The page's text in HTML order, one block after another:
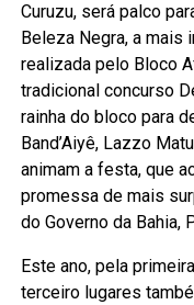
Curuzu, será palco
Beleza Negra, a
realizada pelo Bloco
tradicional concurso
rainha do bloco para
Band’Aiyê, Lazzo
animam a festa, que
promessa de mais
do Governo da Bahia,
Este ano, pela
terceiro lugares